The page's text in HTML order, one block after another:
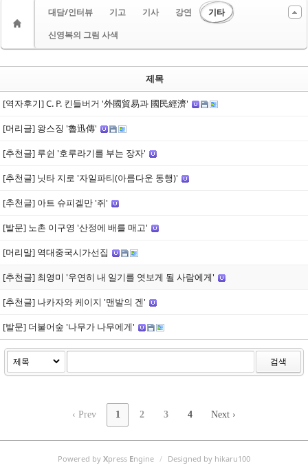
대담/인터뷰 기고 기사 강연
기타
신영복의 그림 사색
제목
[역자후기] C. P. 킨들버거 '外國貿易과 國民經濟'
[머리글] 왕스징 '魯迅傳'
[추천글] 루쉰 '호루라기를 부는 장자'
[추천글] 닛타 지로 '자일파티(아름다운 동행)'
[추천글] 아트 슈피겔만 '쥐'
[발문] 노촌 이구영 '산정에 배를 매고'
[머리말] 역대중국시가선집
[추천글] 최영미 '우연히 내 일기를 엿보게 될 사람에게'
[추천글] 나카자와 케이지 '맨발의 겐'
[발문] 더불어숲 '나무가 나무에게'
검색
‹ Prev 1 2 3 4 Next ›
Powered by Xpress Engine / Designed by hikaru100